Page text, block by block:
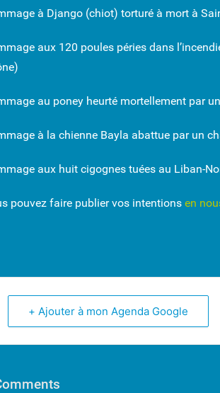
à Django (chiot) torturé à mort à
aux 120 poules péries dans
au poney heurté mortellement par
à la chienne Bayla abattue par un
aux huit cigognes tuées au Liban-
pouvez faire publier vos intentions en
+ Ajouter à mon Agenda Google